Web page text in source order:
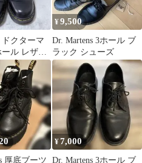
ドクターマ
ル レザー
厚底
¥9,500
Dr. Martens 3ホール ブ
ラック シューズ
厚底ブーツ
¥7,000
Dr. Martens 3ホール ブ